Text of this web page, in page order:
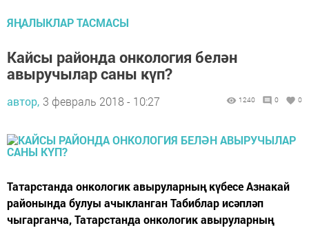
ЯҢАЛЫКЛАР ТАСМАСЫ
Кайсы районда онкология белән
авыручылар саны күп?
автор, 3 февраль 2018 - 10:27 1240 0 0
Татарстанда онкологик авыруларның күбесе Азнакай
районында булуы ачыкланган Табиблар исәпләп
чыгарганча, Татарстанда онкологик авыруларның